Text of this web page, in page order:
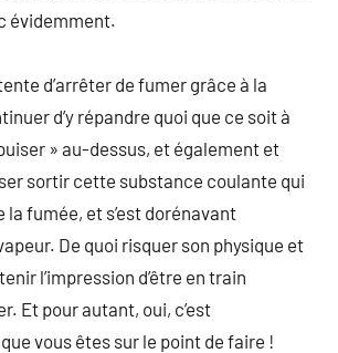
évidemment.
d’arrêter de fumer grâce à la
d’y répandre quoi que ce soit à
» au-dessus, et également et
sortir cette substance coulante qui
fumée, et s’est dorénavant
De quoi risquer son physique et
l’impression d’être en train
Et pour autant, oui, c’est
vous êtes sur le point de faire !